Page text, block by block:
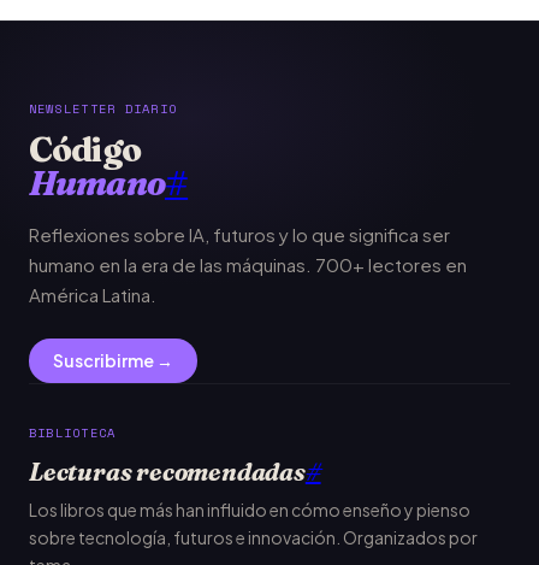
NEWSLETTER DIARIO
Código
Humano#
Reflexiones sobre IA, futuros y lo que significa ser
humano en la era de las máquinas. 700+ lectores en
América Latina.
Suscribirme →
BIBLIOTECA
Lecturas recomendadas#
Los libros que más han influido en cómo enseño y pienso
sobre tecnología, futuros e innovación. Organizados por